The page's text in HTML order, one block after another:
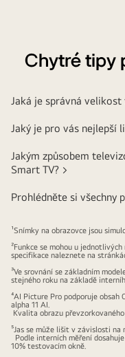
Chytré tipy
Jaká je správná
Jaký je pro vás nejlepší
Jakým způsobem
Smart TV? >
Prohlédněte si všechny
¹Snímky na obrazovce jsou
²Funkce se mohou u
specifikace naleznete na
³Ve srovnání se základním
stejného roku na základě
⁴AI Picture Pro podporuje obsah
alpha 11 AI.
Kvalita obrazu
⁵Jas se může lišit v závislosti
Podle interních měření
10% testovacím okně.